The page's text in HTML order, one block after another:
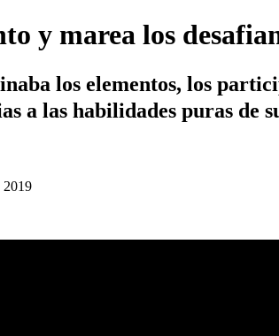
y marea los
los elementos, los
a las habilidades puras de
2019